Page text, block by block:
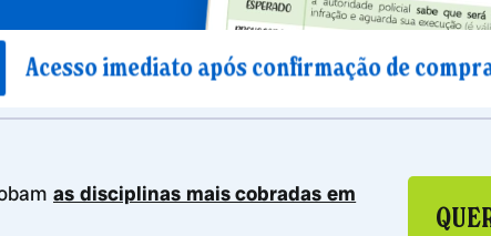
após confirmação de compra
as disciplinas mais cobradas em